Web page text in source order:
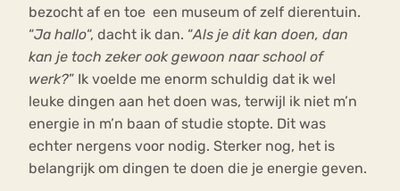
bezocht af en toe een museum of zelf dierentuin.
“Ja hallo“, dacht ik dan. “Als je dit kan doen, dan
kan je toch zeker ook gewoon naar school of
werk?” Ik voelde me enorm schuldig dat ik wel
leuke dingen aan het doen was, terwijl ik niet m’n
energie in m’n baan of studie stopte. Dit was
echter nergens voor nodig. Sterker nog, het is
belangrijk om dingen te doen die je energie geven.